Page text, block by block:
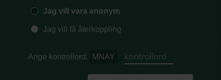
Jag vill vara anonym
Jag vill få återkoppling
Ange kontrollord: MNAY